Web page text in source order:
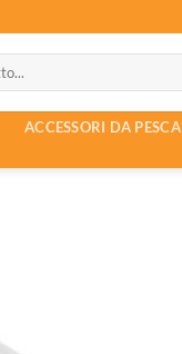
ACCESSORI DA PESCA